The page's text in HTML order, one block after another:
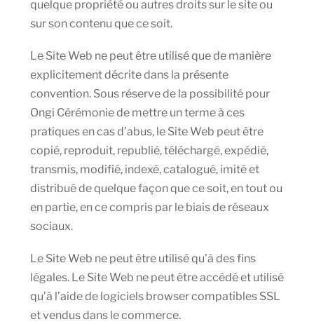
quelque propriété ou autres droits sur le site ou
sur son contenu que ce soit.
Le Site Web ne peut être utilisé que de manière
explicitement décrite dans la présente
convention. Sous réserve de la possibilité pour
Ongi Cérémonie de mettre un terme à ces
pratiques en cas d’abus, le Site Web peut être
copié, reproduit, republié, téléchargé, expédié,
transmis, modifié, indexé, catalogué, imité et
distribué de quelque façon que ce soit, en tout ou
en partie, en ce compris par le biais de réseaux
sociaux.
Le Site Web ne peut être utilisé qu’à des fins
légales. Le Site Web ne peut être accédé et utilisé
qu’à l’aide de logiciels browser compatibles SSL
et vendus dans le commerce.